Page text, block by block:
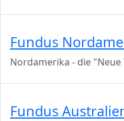
Fundus
Nordamerika - die "Neue
Fundus